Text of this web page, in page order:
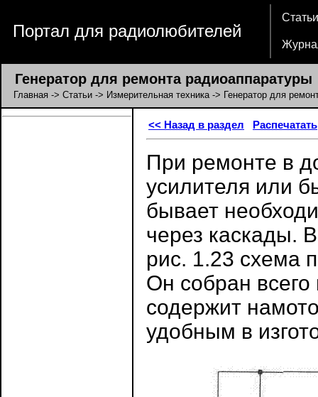
Портал для радиолюбителей
Статьи
Генератор для ремонта радиоаппаратуры
Главная -> Статьи -> Измерительная техника-> Генератор для
<< Назад в раздел Распечатать
При ремонте в
усилителя или
бывает
через каскады.
рис. 1.23 схема
Он собран
содержит
удобным в